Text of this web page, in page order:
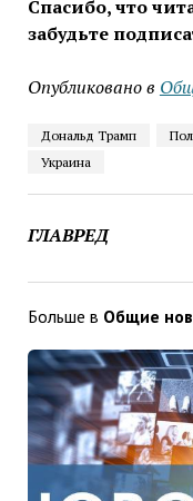
Спасибо, что
забудьте
Опубликовано в
Дональд Трамп
Украина
ГЛАВРЕД
Больше в Общие